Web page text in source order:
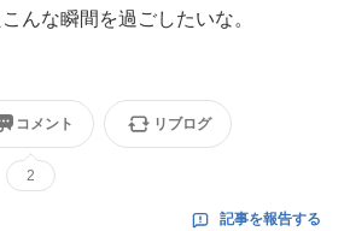
んな瞬間を過ごしたいな。
コメント
2
リブログ
記事を報告する